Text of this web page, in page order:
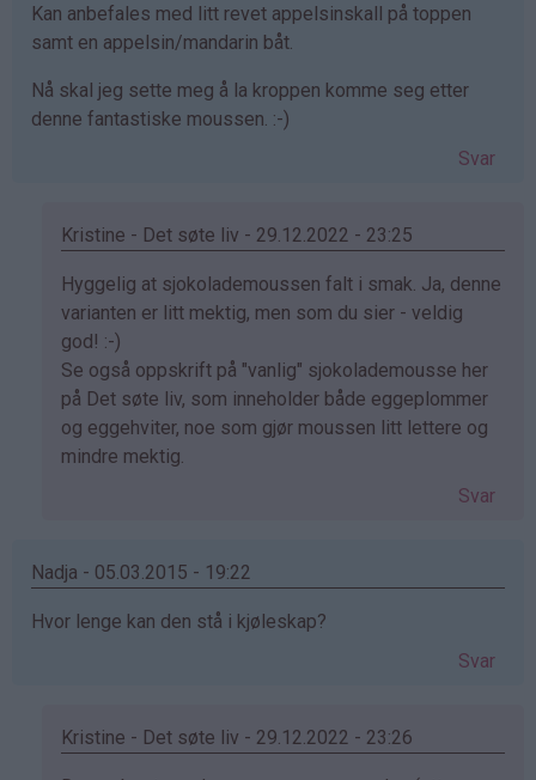
Kan anbefales med litt revet appelsinskall på toppen
samt en appelsin/mandarin båt.
Nå skal jeg sette meg å la kroppen komme seg etter
denne fantastiske moussen. :-)
Svar
Kristine - Det søte liv - 29.12.2022 - 23:25
Som
svar
på
av
Stian
(ikke
bekreftet)
Hyggelig at sjokolademoussen falt i smak. Ja, denne
varianten er litt mektig, men som du sier - veldig
god! :-)
Se også oppskrift på "vanlig" sjokolademousse her
på Det søte liv, som inneholder både eggeplommer
og eggehviter, noe som gjør moussen litt lettere og
mindre mektig.
Svar
Nadja - 05.03.2015 - 19:22
Hvor lenge kan den stå i kjøleskap?
Svar
Kristine - Det søte liv - 29.12.2022 - 23:26